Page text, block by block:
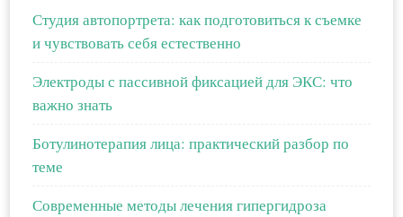
Студия автопортрета: как подготовиться к съемке
и чувствовать себя естественно
Электроды с пассивной фиксацией для ЭКС: что
важно знать
Ботулинотерапия лица: практический разбор по
теме
Современные методы лечения гипергидроза